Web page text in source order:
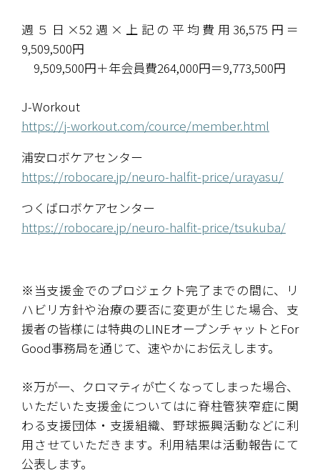
週５日×52週×上記の平均費用36,575円＝
9,509,500円
9,509,500円＋年会員費264,000円＝9,773,500円
J-Workout
https://j-workout.com/cource/member.html
浦安ロボケアセンター
https://robocare.jp/neuro-halfit-price/urayasu/
つくばロボケアセンター
https://robocare.jp/neuro-halfit-price/tsukuba/
※当支援金でのプロジェクト完了までの間に、リ
ハビリ方針や治療の要否に変更が生じた場合、支
援者の皆様には特典のLINEオープンチャットとFor
Good事務局を通じて、速やかにお伝えします。
※万が一、クロマティが亡くなってしまった場合、
いただいた支援金についてはに脊柱管狭窄症に関
わる支援団体・支援組織、野球振興活動などに利
用させていただきます。利用結果は活動報告にて
公表します。